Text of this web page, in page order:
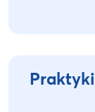
Praktyki